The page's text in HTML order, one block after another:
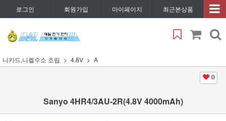
로그인 회원가입 마이페이지 최근본상품
니카드,니켈수소 조립 4.8V A
0
Sanyo 4HR4/3AU-2R(4.8V 4000mAh)